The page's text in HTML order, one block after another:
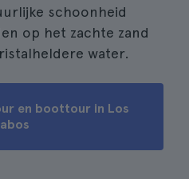
schoonheid
op het zachte zand
water.
en boottour in Los